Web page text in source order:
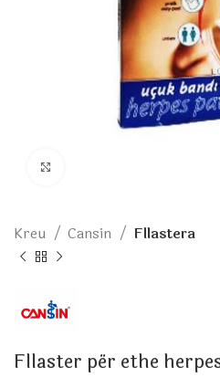
Kreu Cansin Fllastera
Fllaster për ethe